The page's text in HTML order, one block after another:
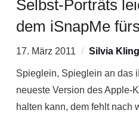
Selbst-Porträts
dem iSnapMe
17. März 2011 Silvia Kling
Spieglein, Spieglein an das
neueste Version des Apple-
halten kann, dem fehlt nach